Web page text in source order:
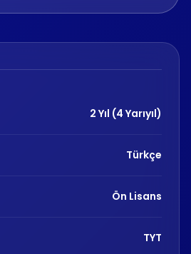
2 Yıl (4 Yarıyıl)
Türkçe
Ön Lisans
TYT